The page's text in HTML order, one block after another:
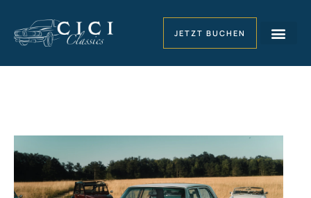
JETZT BUCHEN